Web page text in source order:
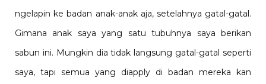
ngelapin ke badan anak-anak aja, setelahnya gatal-gatal.
Gimana anak saya yang satu tubuhnya saya berikan
sabun ini. Mungkin dia tidak langsung gatal-gatal seperti
saya, tapi semua yang diapply di badan mereka kan